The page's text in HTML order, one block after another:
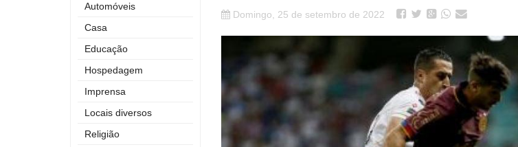
Domingo, 25 de setembro de 2022
Automóveis
Casa
Educação
Hospedagem
Imprensa
Locais diversos
Religião